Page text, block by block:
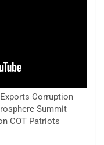
Corruption
Summit
COT Patriots